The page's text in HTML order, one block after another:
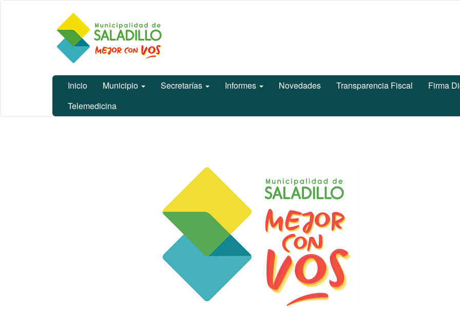
Municipalidad
de Saladillo
Inicio Municipio Secretarías Informes Novedades Transparencia Fiscal
Firma
Telemedicina